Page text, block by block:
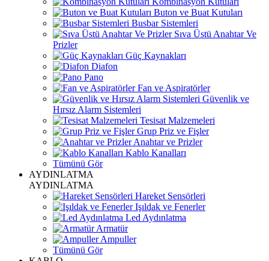
Buton ve Buat Kutuları
Busbar Sistemleri
Sıva Üstü Anahtar Ve
Prizler
Güç Kaynakları
Diafon
Pano
Fan ve Aspiratörler
Güvenlik ve
Hırsız Alarm Sistemleri
Tesisat Malzemeleri
Grup Priz ve Fişler
Anahtar ve Prizler
Kablo Kanalları
Tümünü Gör
AYDINLATMA
AYDINLATMA
Hareket Sensörleri
Işıldak ve Fenerler
Led Aydınlatma
Armatür
Ampuller
Tümünü Gör